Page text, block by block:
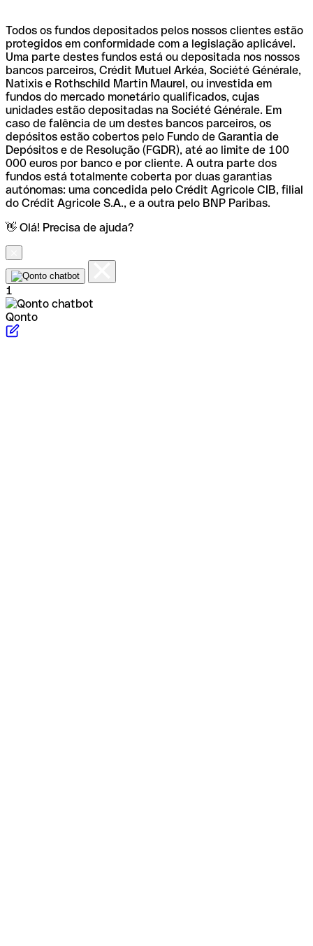
Todos os fundos depositados pelos nossos clientes estão
protegidos em conformidade com a legislação aplicável.
Uma parte destes fundos está ou depositada nos nossos
bancos parceiros, Crédit Mutuel Arkéa, Société Générale,
Natixis e Rothschild Martin Maurel, ou investida em
fundos do mercado monetário qualificados, cujas
unidades estão depositadas na Société Générale. Em
caso de falência de um destes bancos parceiros, os
depósitos estão cobertos pelo Fundo de Garantia de
Depósitos e de Resolução (FGDR), até ao limite de 100
000 euros por banco e por cliente. A outra parte dos
fundos está totalmente coberta por duas garantias
autónomas: uma concedida pelo Crédit Agricole CIB, filial
do Crédit Agricole S.A., e a outra pelo BNP Paribas.
👋 Olá! Precisa de ajuda?
1
Qonto